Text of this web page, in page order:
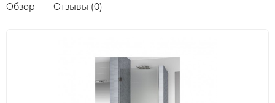
Обзор Отзывы (0)